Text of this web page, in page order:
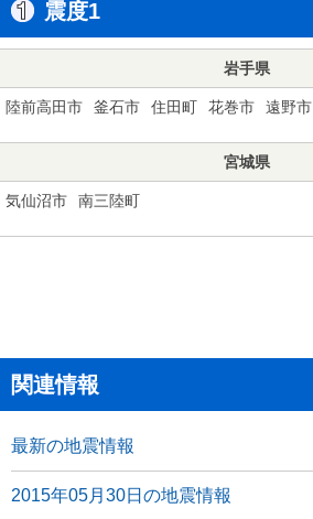
震度1
岩手県
陸前高田市 釜石市 住田町 花巻市 遠野市
宮城県
気仙沼市 南三陸町
関連情報
最新の地震情報
2015年05月30日の地震情報